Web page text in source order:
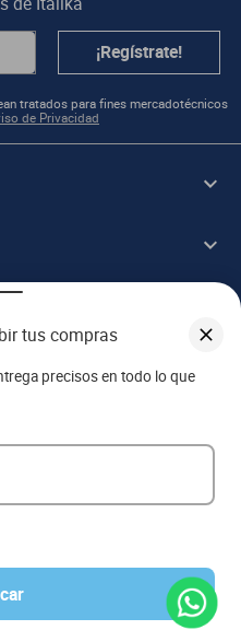
tus compras
precisos en todo lo que
¡Regístrate!
tratados para fines mercadotécnicos
de Privacidad
de las promociones publicadas en tienda. El
configuraciones y diferencia de navegadores
2023 Grupo Italika